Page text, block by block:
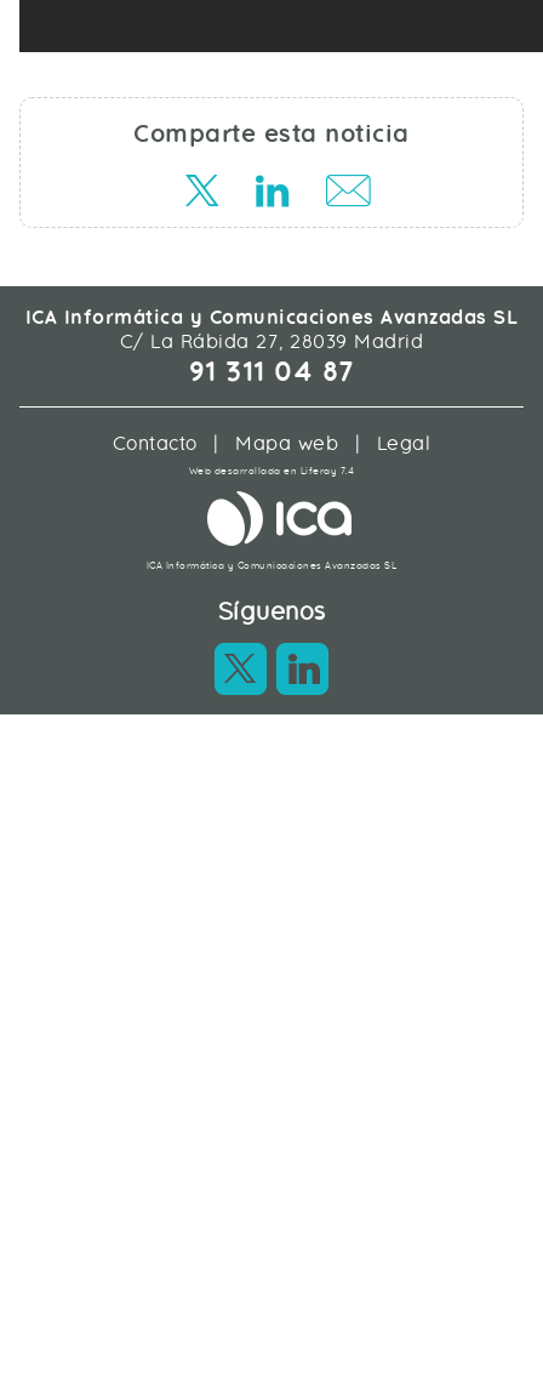
Comparte esta noticia
ICA Informática y Comunicaciones Avanzadas SL
C/ La Rábida 27, 28039 Madrid
91 311 04 87
Contacto | Mapa web | Legal
Web desarrollada en Liferay 7.4
ICA Informática y Comunicaciones Avanzadas SL
Síguenos